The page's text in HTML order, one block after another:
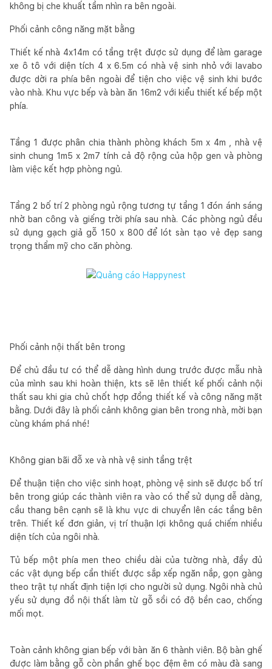
không bị che khuất tầm nhìn ra bên ngoài.
Phối cảnh công năng mặt bằng
Thiết kế nhà 4x14m có tầng trệt được sử dụng để làm garage
xe ô tô với diện tích 4 x 6.5m có nhà vệ sinh nhỏ với lavabo
được dời ra phía bên ngoài để tiện cho việc vệ sinh khi bước
vào nhà. Khu vực bếp và bàn ăn 16m2 với kiểu thiết kế bếp một
phía.
Tầng 1 được phân chia thành phòng khách 5m x 4m , nhà vệ
sinh chung 1m5 x 2m7 tính cả độ rộng của hộp gen và phòng
làm việc kết hợp phòng ngủ.
Tầng 2 bố trí 2 phòng ngủ rộng tương tự tầng 1 đón ánh sáng
nhờ ban công và giếng trời phía sau nhà. Các phòng ngủ đều
sử dụng gạch giả gỗ 150 x 800 để lót sàn tạo vẻ đẹp sang
trọng thẩm mỹ cho căn phòng.
Phối cảnh nội thất bên trong
Để chủ đầu tư có thể dễ dàng hình dung trước được mẫu nhà
của mình sau khi hoàn thiện, kts sẽ lên thiết kế phối cảnh nội
thất sau khi gia chủ chốt hợp đồng thiết kế và công năng mặt
bằng. Dưới đây là phối cảnh không gian bên trong nhà, mời bạn
cùng khám phá nhé!
Không gian bãi đỗ xe và nhà vệ sinh tầng trệt
Để thuận tiện cho việc sinh hoạt, phòng vệ sinh sẽ được bố trí
bên trong giúp các thành viên ra vào có thể sử dụng dễ dàng,
cầu thang bên cạnh sẽ là khu vực di chuyển lên các tầng bên
trên. Thiết kế đơn giản, vị trí thuận lợi không quá chiếm nhiều
diện tích của ngôi nhà.
Tủ bếp một phía men theo chiều dài của tường nhà, đầy đủ
các vật dụng bếp cần thiết được sắp xếp ngăn nắp, gọn gàng
theo trật tự nhất định tiện lợi cho người sử dụng. Ngôi nhà chủ
yếu sử dụng đồ nội thất làm từ gỗ sồi có độ bền cao, chống
mối mọt.
Toàn cảnh không gian bếp với bàn ăn 6 thành viên. Bộ bàn ghế
được làm bằng gỗ còn phần ghế bọc đệm êm có màu đà sang